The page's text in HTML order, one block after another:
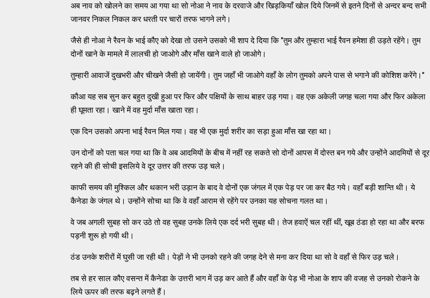
अब नाव को खोलने का समय आ गया था सो नोआ ने नाव के दरवाजे और खिड़कियाँ खोल दिये जिनमें से इतने दिनों से अन्दर बन्द सभी
जानवर निकल निकल कर धरती पर चारों तरफ भागने लगे।
जैसे ही नोआ ने रैवन के भाई कौए को देखा तो उसने उसको भी शाप दे दिया कि "तुम और तुम्हारा भाई रैवन हमेशा ही उड़ते रहेंगे। तुम
दोनों खाने के मामले में लालची हो जाओगे और माँस खाने वाले हो जाओगे।
तुम्हारी आवाजें दुखभरी और चीखने जैसी हो जायेंगी। तुम जहाँ भी जाओगे वहाँ के लोग तुमको अपने पास से भगाने की कोशिश करेंगे।"
कौआ यह सब सुन कर बहुत दुखी हुआ पर फिर और पक्षियों के साथ बाहर उड़ गया। वह एक अकेली जगह चला गया और फिर अकेला
ही घूमता रहा। खाने में वह मुर्दा माँस खाता रहा।
एक दिन उसको अपना भाई रैवन मिल गया। वह भी एक मुर्दा शरीर का सड़ा हुआ माँस खा रहा था।
उन दोनों को पता चल गया था कि वे अब आदमियों के बीच में नहीं रह सकते सो दोनों आपस में दोस्त बन गये और उन्होंने आदमियों से दूर
रहने की ही सोची इसलिये वे दूर उत्तर की तरफ उड़ चले।
काफी समय की मुश्किल और थकान भरी उड़ान के बाद वे दोनों एक जंगल में एक पेड़ पर जा कर बैठ गये। वहाँ बड़ी शान्ति थी। ये
कैनेडा के जंगल थे। उन्होंने सोचा था कि वे वहाँ आराम से रहेंगे पर उनका यह सोचना गलत था।
वे जब अगली सुबह सो कर उठे तो वह सुबह उनके लिये एक दर्द भरी सुबह थी। तेज हवाऐं चल रहीं थीं, खूब ठंडा हो रहा था और बरफ
पड़नी शुरू हो गयी थी।
ठंड उनके शरीरों में घुसी जा रही थी। पेड़ों ने भी उनको रहने की जगह देने से मना कर दिया था सो वे वहाँ से फिर उड़ चले।
तब से हर साल कौए वसन्त में कैनेडा के उत्तरी भाग में उड़ कर आते हैं और वहाँ के पेड़ भी नोआ के शाप की वजह से उनको रोकने के
लिये ऊपर की तरफ बढ़ने लगते हैं।